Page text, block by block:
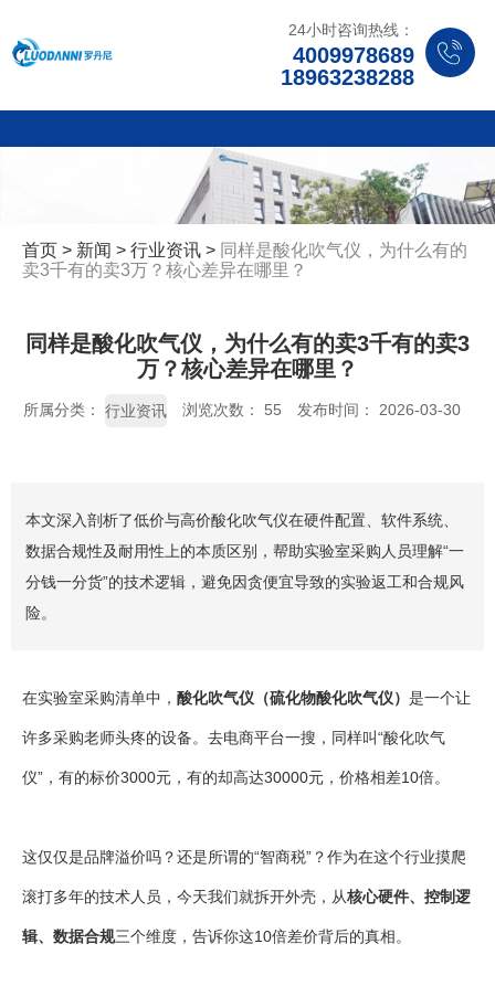
24小时咨询热线：
4009978689
18963238288
首页 > 新闻 > 行业资讯 > 同样是酸化吹气仪，为什么有的
卖3千有的卖3万？核心差异在哪里？
同样是酸化吹气仪，为什么有的卖3千有的卖3
万？核心差异在哪里？
所属分类： 行业资讯 浏览次数： 55 发布时间： 2026-03-30
本文深入剖析了低价与高价酸化吹气仪在硬件配置、软件系统、
数据合规性及耐用性上的本质区别，帮助实验室采购人员理解“一
分钱一分货”的技术逻辑，避免因贪便宜导致的实验返工和合规风
险。
在实验室采购清单中， 酸化吹气仪（硫化物酸化吹气仪） 是一个让
许多采购老师头疼的设备。去电商平台一搜，同样叫“酸化吹气
仪”，有的标价3000元，有的却高达30000元，价格相差10倍。
这仅仅是品牌溢价吗？还是所谓的“智商税”？作为在这个行业摸爬
滚打多年的技术人员，今天我们就拆开外壳，从核心硬件、控制逻
辑、数据合规三个维度，告诉你这10倍差价背后的真相。